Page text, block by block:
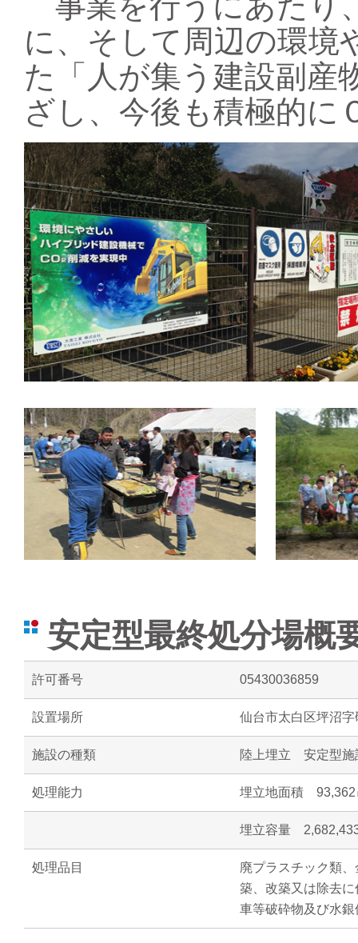
に、そして周辺の環境
た「人が集う建設副産
ざし、今後も積極的に
安定型最終処分場概
許可番号 05430036859
設置場所 仙台市太白区坪沼
施設の種類 陸上埋立 安定型施
処理能力 埋立地面積 93,362
埋立容量
処理品目
廃プラスチック類
築、改築又は除去
車等破砕物及び水